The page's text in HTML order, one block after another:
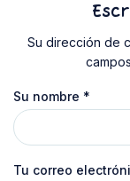
Su dirección de
Su nombre *
Tu correo